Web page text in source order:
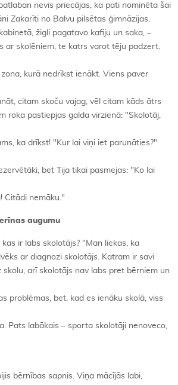
nevis priecājas, ka pati nominēta šai
Zakarīti no Balvu pilsētas ģimnāzijas.
žigli pagatavo kafiju un saka, –
ar skolēniem, te katrs varot tēju padzert.
kurā nedrīkst ienākt. Viens paver
citam skoču vajag, vēl citam kāds ātrs
roka pastiepjas galda virzienā: "Skolotāj,
ka drīkst! "Kur lai viņi iet parunāties?"
bet Tija tikai pasmejas: "Ko lai
Citādi nemāku."
augumu
kas ir labs skolotājs? "Man liekas, ka
ar diagnozi skolotājs. Katram ir savi
skolu, arī skolotājs nav labs pret bērniem un
problēmas, bet, kad es ienāku skolā, viss
Pats labākais – sporta skolotāji nenoveco,
bērnības sapnis. Viņa mācījās labi,